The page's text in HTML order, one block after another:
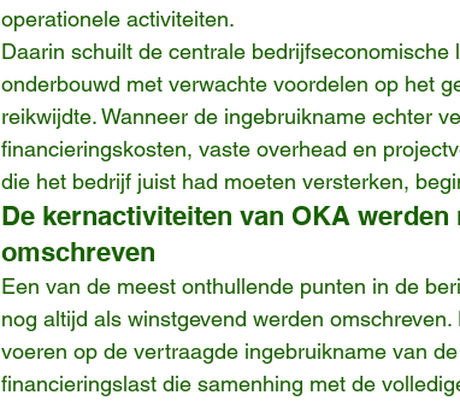
operationele activiteiten.
Daarin schuilt de centrale
onderbouwd met verwachte voordelen op het
reikwijdte. Wanneer de ingebruikname echter
financieringskosten, vaste overhead en
die het bedrijf juist had moeten versterken,
De kernactiviteiten van OKA
omschreven
Een van de meest onthullende punten in de
nog altijd als winstgevend werden
voeren op de vertraagde ingebruikname van
financieringslast die samenhing met de